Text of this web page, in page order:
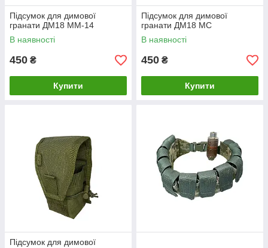
Підсумок для димової
гранати ДМ18 ММ-14
В наявності
450 ₴
Купити
Підсумок для димової
гранати ДМ18 MC
В наявності
450 ₴
Купити
Підсумок для димової